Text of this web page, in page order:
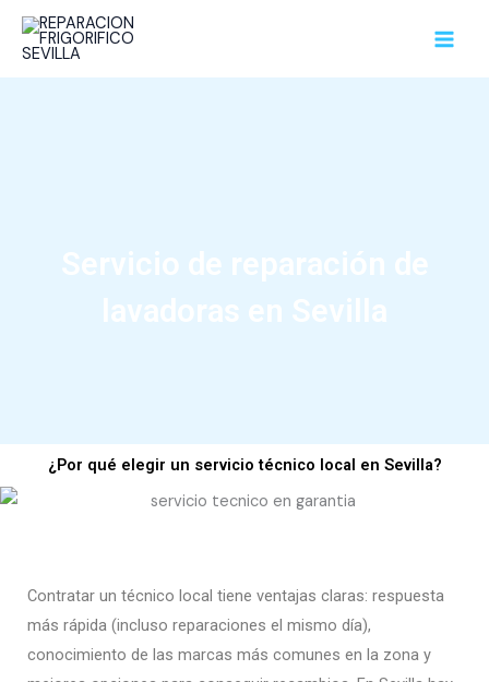
contenido
Servicio de reparación de
lavadoras en Sevilla
¿Por qué elegir un servicio técnico local en Sevilla?
Contratar un técnico local tiene ventajas claras: respuesta
más rápida (incluso reparaciones el mismo día),
conocimiento de las marcas más comunes en la zona y